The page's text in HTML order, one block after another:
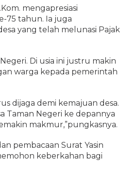
mengapresiasi
75 tahun. Ia juga
yang telah melunasi Pajak
Di usia ini justru makin
warga kepada pemerintah
dijaga demi kemajuan desa.
Taman Negeri ke depannya
makmur,”pungkasnya.
pembacaan Surat Yasin
keberkahan bagi